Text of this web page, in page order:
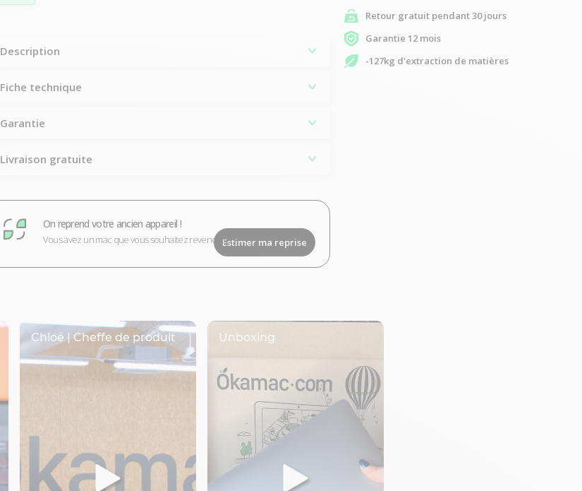
Description
Fiche technique
Garantie
Livraison gratuite
On reprend votre ancien appareil !
Vous avez un mac que vous souhaitez revendre ?Estimer ma reprise
Retour gratuit pendant 30 jours
Garantie 12 mois
-127kg d'extraction de matières